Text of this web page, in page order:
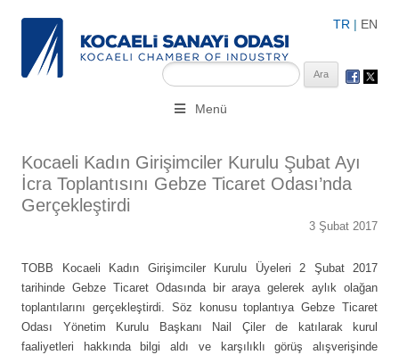
TR | EN
KSO 3500’ü aşkın sanayi kuruluşuna uzman çalışanları ile İzmit
Merkez, Çayırova, Dilovası, Gebze ve İMES OSB’deki ofisleri ile
Menü
Kocaeli Kadın Girişimciler Kurulu Şubat Ayı
İcra Toplantısını Gebze Ticaret Odası’nda
Gerçekleştirdi
3 Şubat 2017
TOBB Kocaeli Kadın Girişimciler Kurulu Üyeleri 2 Şubat 2017
tarihinde Gebze Ticaret Odasında bir araya gelerek aylık olağan
toplantılarını gerçekleştirdi. Söz konusu toplantıya Gebze Ticaret
Odası Yönetim Kurulu Başkanı Nail Çiler de katılarak kurul
faaliyetleri hakkında bilgi aldı ve karşılıklı görüş alışverişinde